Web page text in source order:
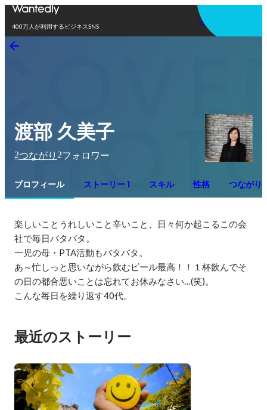
400万人が利用するビジネスSNS
アプリを使う
渡部 久美子
2つながり 2フォロワー
プロフィール ストーリー 1 スキル 性格 つながり
楽しいことうれしいこと辛いこと、日々何か起こるこの会
社で毎日バタバタ。
一児の母・PTA活動もバタバタ。
あ～忙しっと思いながら飲むビール最高！！１杯飲んでそ
の日の都合悪いことは忘れてお休みなさい…(笑)。
こんな毎日を繰り返す40代。
最近のストーリー